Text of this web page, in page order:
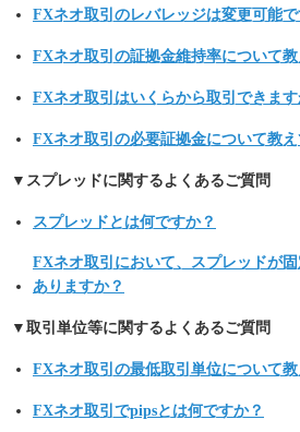
FXネオ取引のレバレッジは変更可能で
FXネオ取引の証拠金維持率について教
FXネオ取引はいくらから取引できます
FXネオ取引の必要証拠金について教え
▼スプレッドに関するよくあるご質問
スプレッドとは何ですか？
FXネオ取引において、スプレッドが
ありますか？
▼取引単位等に関するよくあるご質問
FXネオ取引の最低取引単位について教
FXネオ取引でpipsとは何ですか？